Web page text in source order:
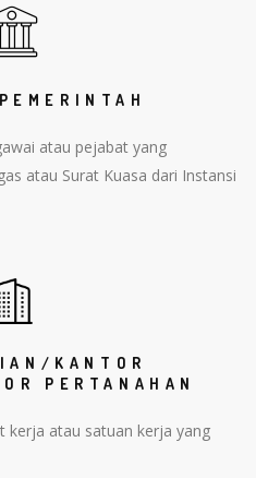
atau pejabat yang
atau Surat Kuasa dari Instansi
KANTOR
PERTANAHAN
kerja atau satuan kerja yang